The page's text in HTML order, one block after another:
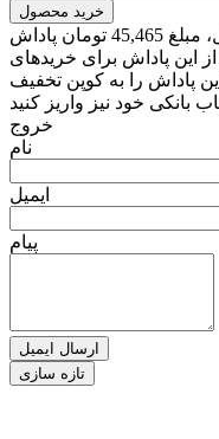
خرید محصول
در صورت خرید 1 عدد از این محصول، مبلغ 45,465 تومان پاداش
این پاداش برای خریدهای
پاداش را به کوپن تخفیف
خروج
نام
ایمیل
پیام
ارسال ایمیل